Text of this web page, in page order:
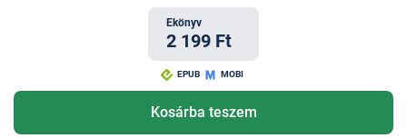
Ekönyv
2 199 Ft
EPUB MOBI
Kosárba teszem